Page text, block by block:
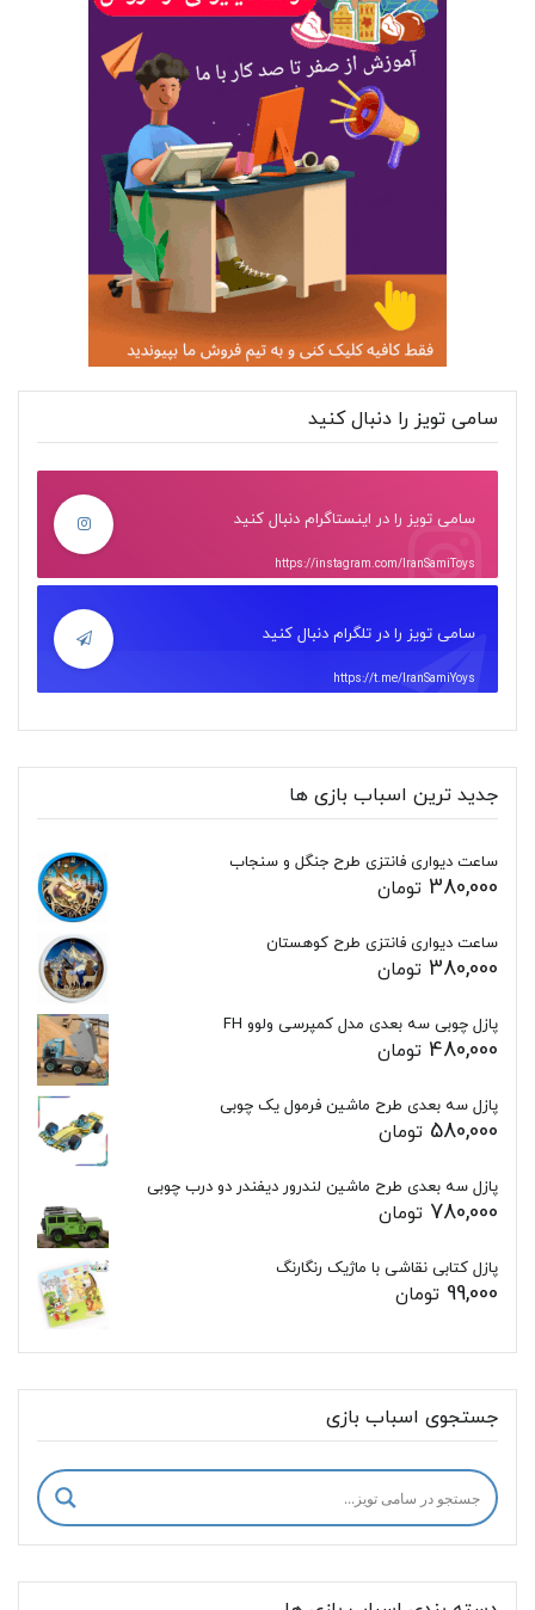
سامی تویز را دنبال کنید
سامی تویز را در اینستاگرام دنبال کنید
https://instagram.com/IranSamiToys
سامی تویز را در تلگرام دنبال کنید
https://t.me/IranSamiYoys
جدید ترین اسباب بازی ها
ساعت دیواری فانتزی طرح جنگل و سنجاب
380,000 تومان
ساعت دیواری فانتزی طرح کوهستان
380,000 تومان
پازل چوبی سه بعدی مدل کمپرسی ولوو FH
480,000 تومان
پازل سه بعدی طرح ماشین فرمول یک چوبی
580,000 تومان
پازل سه بعدی طرح ماشین لندرور دیفندر دو درب چوبی
780,000 تومان
پازل کتابی نقاشی با ماژیک رنگارنگ
99,000 تومان
جستجوی اسباب بازی